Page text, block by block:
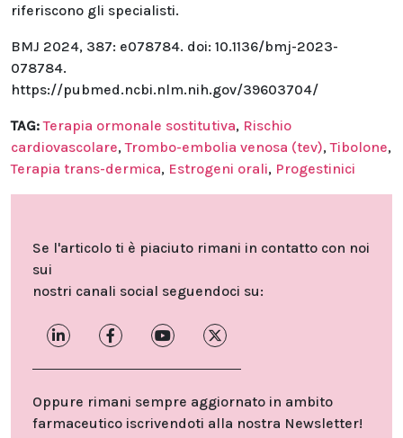
riferiscono gli specialisti.
BMJ 2024, 387: e078784. doi: 10.1136/bmj-2023-
078784.
https://pubmed.ncbi.nlm.nih.gov/39603704/
TAG: Terapia ormonale sostitutiva, Rischio
cardiovascolare,Trombo-embolia venosa (tev),Tibolone,
Terapia trans-dermica, Estrogeni orali, Progestinici
Se l'articolo ti è piaciuto rimani in contatto con noi
sui
nostri canali social seguendoci su:
Oppure rimani sempre aggiornato in ambito
farmaceutico iscrivendoti alla nostra Newsletter!